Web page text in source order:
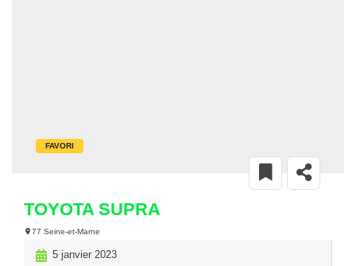
FAVORI
TOYOTA SUPRA
77 Seine-et-Marne
5 janvier 2023